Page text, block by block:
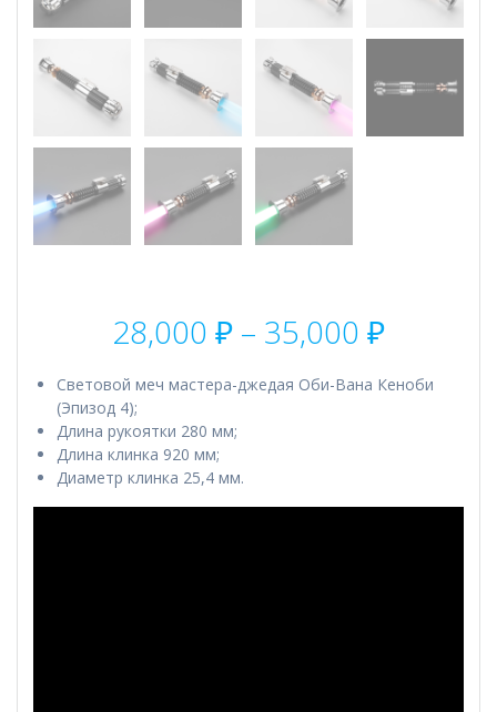
28,000 ₽ – 35,000 ₽
28,000
–
Световой меч мастера-джедая Оби-Вана Кеноби
(Эпизод 4);
Длина рукоятки 280 мм;
Длина клинка 920 мм;
Диаметр клинка 25,4 мм.